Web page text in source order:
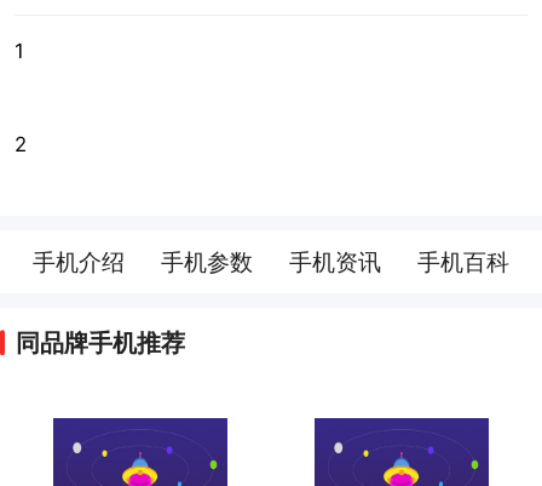
1
2
手机介绍 手机参数 手机资讯 手机百科
同品牌手机推荐